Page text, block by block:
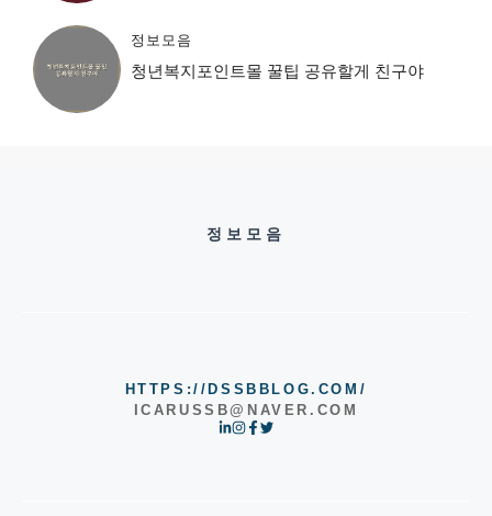
정보모음
청년복지포인트몰 꿀팁 공유할게 친구야
정보모음
HTTPS://DSSBBLOG.COM/
ICARUSSB@NAVER.COM